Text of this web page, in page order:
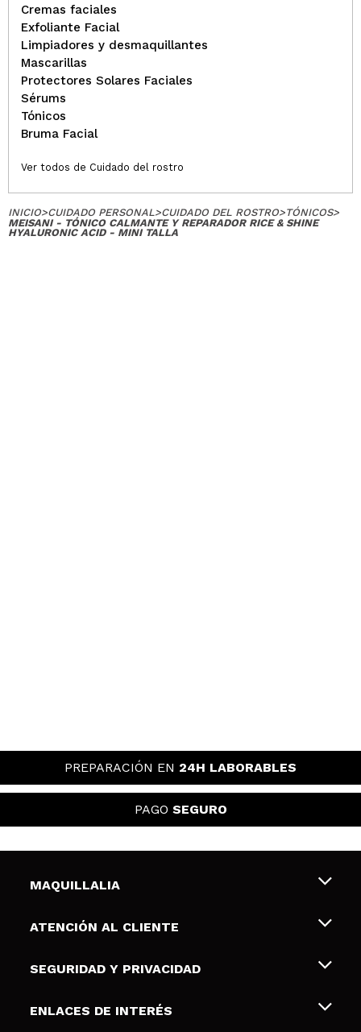
Cremas faciales
Exfoliante Facial
Limpiadores y desmaquillantes
Mascarillas
Protectores Solares Faciales
Sérums
Tónicos
Bruma Facial
Ver todos de Cuidado del rostro
INICIO>CUIDADO PERSONAL>CUIDADO DEL ROSTRO>TÓNICOS>
MEISANI - TÓNICO CALMANTE Y REPARADOR RICE & SHINE
HYALURONIC ACID - MINI TALLA
PREPARACIÓN EN 24H LABORABLES
PAGO SEGURO
MAQUILLALIA
Sobre nosotros
Tarjetas de Regalo
ATENCIÓN AL CLIENTE
Envíos y devoluciones
Formas de pago
SEGURIDAD Y PRIVACIDAD
Terminos y condiciones de uso
ENLACES DE INTERÉS